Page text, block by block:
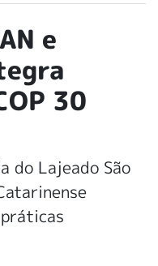
e
30
do Lajeado São